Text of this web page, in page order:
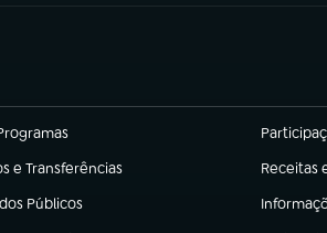
aba)
(abre em
e Transferências
aba) Receitas
(abre em
Públicos
aba)
(abre em